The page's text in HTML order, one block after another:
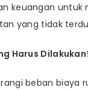
keuangan untuk
yang tidak
Harus
beban biaya